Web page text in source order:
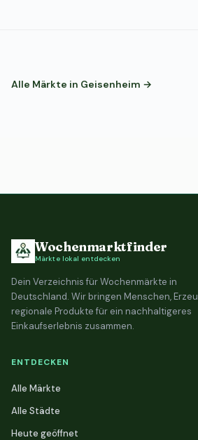
Alle Märkte in Geisenheim →
Wochenmarktfinder
Märkte lokal entdecken
Dein Verzeichnis für Wochenmärkte in
Deutschland. Wir bringen Menschen,
regionale Produkte für ein nachhaltigeres
Einkaufserlebnis zusammen.
ENTDECKEN
Alle Märkte
Alle Städte
Heute geöffnet